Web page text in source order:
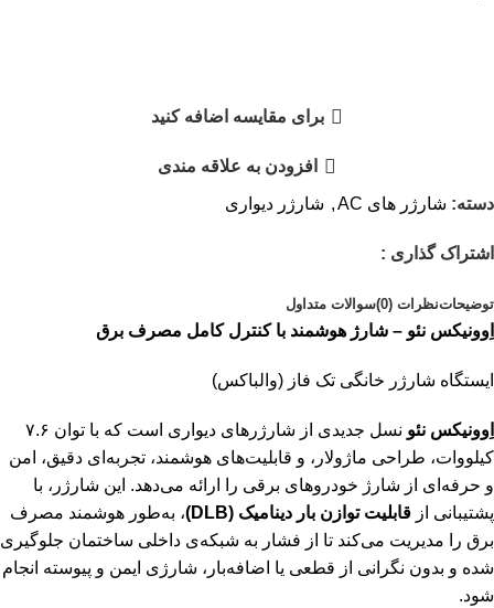
برای مقایسه اضافه کنید
افزودن به علاقه مندی
دسته: شارژر های AC , شارژر دیواری
اشتراک گذاری :
توضیحاتنظرات (0) سوالات متداول
اِوونیکس نئو – شارژ هوشمند با کنترل کامل مصرف برق
ایستگاه شارژر خانگی تک فاز (والباکس)
اِوونیکس نئو
نسل جدیدی از شارژرهای دیواری است که با توان ۷.۶
کیلووات، طراحی ماژولار، و قابلیت‌های هوشمند، تجربه‌ای دقیق، امن
و حرفه‌ای از شارژ خودروهای برقی را ارائه می‌دهد. این شارژر، با
پشتیبانی از قابلیت توازن بار دینامیک (DLB)
، به‌طور هوشمند مصرف
برق را مدیریت می‌کند تا از فشار به شبکه‌ی داخلی ساختمان جلوگیری
شده و بدون نگرانی از قطعی یا اضافه‌بار، شارژی ایمن و پیوسته انجام
شود.